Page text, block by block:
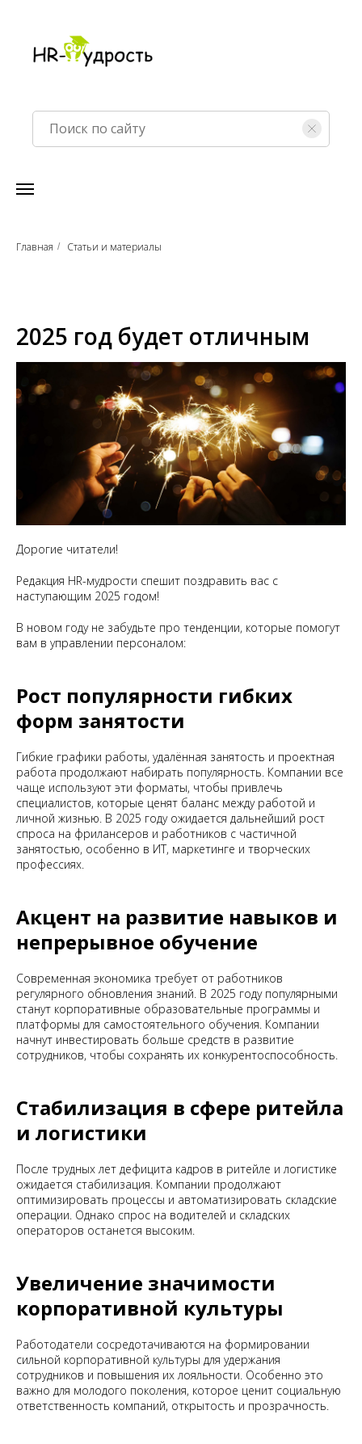
Главная / Статьи и материалы
2025 год будет отличным
Дорогие читатели!
Редакция HR-мудрости спешит поздравить вас с
наступающим 2025 годом!
В новом году не забудьте про тенденции, которые помогут
вам в управлении персоналом:
Рост популярности гибких
форм занятости
Гибкие графики работы, удалённая занятость и проектная
работа продолжают набирать популярность. Компании все
чаще используют эти форматы, чтобы привлечь
специалистов, которые ценят баланс между работой и
личной жизнью. В 2025 году ожидается дальнейший рост
спроса на фрилансеров и работников с частичной
занятостью, особенно в ИТ, маркетинге и творческих
профессиях.
Акцент на развитие навыков и
непрерывное обучение
Современная экономика требует от работников
регулярного обновления знаний. В 2025 году популярными
станут корпоративные образовательные программы и
платформы для самостоятельного обучения. Компании
начнут инвестировать больше средств в развитие
сотрудников, чтобы сохранять их конкурентоспособность.
Стабилизация в сфере ритейла
и логистики
После трудных лет дефицита кадров в ритейле и логистике
ожидается стабилизация. Компании продолжают
оптимизировать процессы и автоматизировать складские
операции. Однако спрос на водителей и складских
операторов останется высоким.
Увеличение значимости
корпоративной культуры
Работодатели сосредотачиваются на формировании
сильной корпоративной культуры для удержания
сотрудников и повышения их лояльности. Особенно это
важно для молодого поколения, которое ценит социальную
ответственность компаний, открытость и прозрачность.